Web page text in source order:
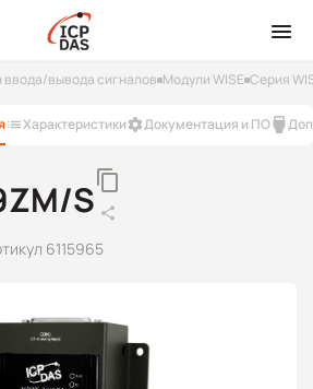
ввода/вывода сигналов Модули WISE Серия
Характеристики Документация и ПО
S
6115965